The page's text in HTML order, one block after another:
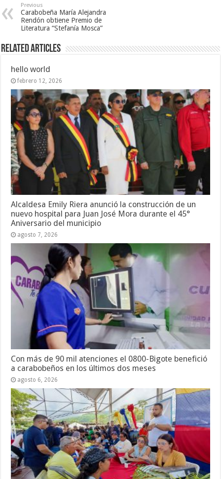
Previous
Carabobeña María Alejandra
Rendón obtiene Premio de
Literatura “Stefanía Mosca”
Related Articles
hello world
febrero 12, 2026
Alcaldesa Emily Riera anunció la construcción de un
nuevo hospital para Juan José Mora durante el 45°
Aniversario del municipio
agosto 7, 2026
Con más de 90 mil atenciones el 0800-Bigote benefició
a carabobeños en los últimos dos meses
agosto 6, 2026